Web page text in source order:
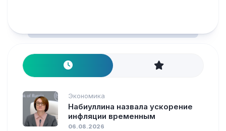
Экономика
Набиуллина назвала ускорение
инфляции временным
06.08.2026